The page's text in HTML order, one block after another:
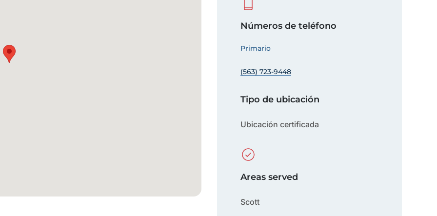
Números de teléfono
Primario
(563) 723-9448
Tipo de ubicación
Ubicación certificada
Areas served
Scott